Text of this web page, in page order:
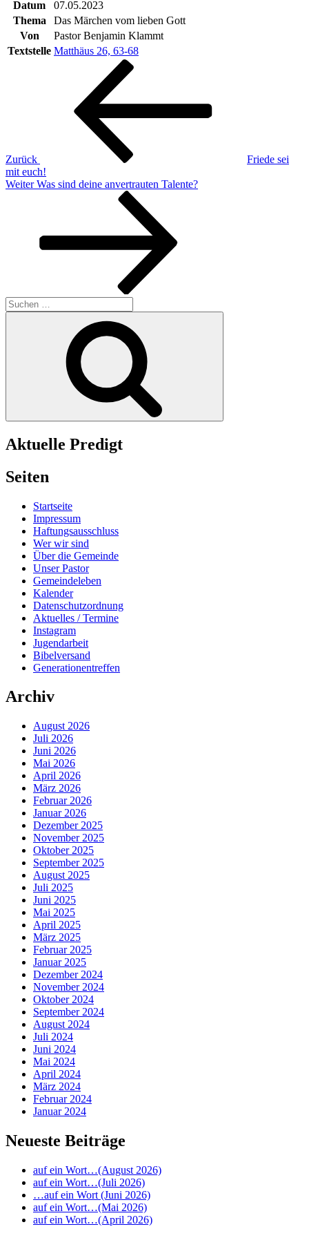
Datum
07.05.2023
Thema
Das Märchen vom lieben Gott
Von
Pastor Benjamin Klammt
Textstelle Matthäus 26, 63-68
Beitragsnavigation
Zurück
Friede sei
mit euch!
Nächster
Weiter Was sind deine anvertrauten Talente?
Suchen
nach:
Aktuelle Predigt
Seiten
Startseite
Impressum
Haftungsausschluss
Wer wir sind
Über die Gemeinde
Unser Pastor
Gemeindeleben
Kalender
Datenschutzordnung
Aktuelles / Termine
Instagram
Jugendarbeit
Bibelversand
Generationentreffen
Archiv
August 2026
Juli 2026
Juni 2026
Mai 2026
April 2026
März 2026
Februar 2026
Januar 2026
Dezember 2025
November 2025
Oktober 2025
September 2025
August 2025
Juli 2025
Juni 2025
Mai 2025
April 2025
März 2025
Februar 2025
Januar 2025
Dezember 2024
November 2024
Oktober 2024
September 2024
August 2024
Juli 2024
Juni 2024
Mai 2024
April 2024
März 2024
Februar 2024
Januar 2024
Neueste Beiträge
auf ein Wort…(August 2026)
auf ein Wort…(Juli 2026)
…auf ein Wort (Juni 2026)
auf ein Wort…(Mai 2026)
auf ein Wort…(April 2026)